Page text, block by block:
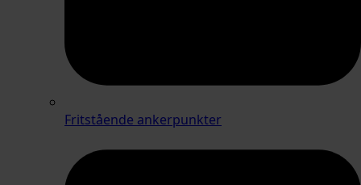
Fritstående ankerpunkter